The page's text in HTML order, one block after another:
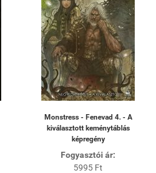
Monstress - Fenevad 4. - A
kiválasztott keménytáblás
képregény
Fogyasztói ár:
5995 Ft